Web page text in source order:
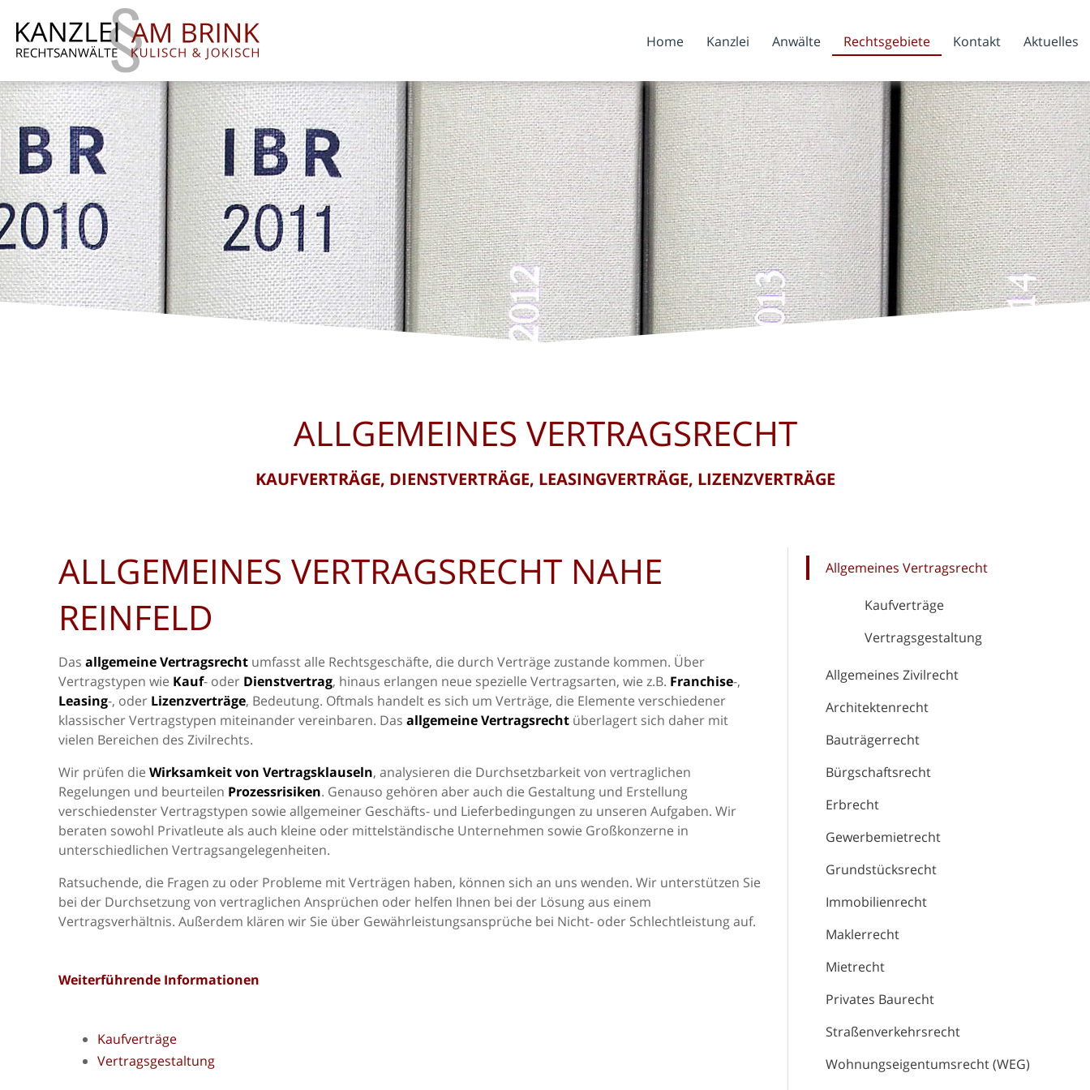
Home Kanzlei Anwälte Rechtsgebiete Kontakt Aktuelles
ALLGEMEINES VERTRAGSRECHT
KAUFVERTRÄGE, DIENSTVERTRÄGE, LEASINGVERTRÄGE, LIZENZVERTRÄGE
Allgemeines Vertragsrecht
Kaufverträge
Vertragsgestaltung
Allgemeines Zivilrecht
Architektenrecht
Bauträgerrecht
Bürgschaftsrecht
Erbrecht
Gewerbemietrecht
Grundstücksrecht
Immobilienrecht
Maklerrecht
Mietrecht
Privates Baurecht
Straßenverkehrsrecht
Wohnungseigentumsrecht (WEG)
ALLGEMEINES VERTRAGSRECHT NAHE
REINFELD
Das allgemeine Vertragsrecht umfasst alle Rechtsgeschäfte, die durch Verträge zustande kommen. Über
Vertragstypen wie Kauf- oder Dienstvertrag, hinaus erlangen neue spezielle Vertragsarten, wie z.B. Franchise-,
Leasing-, oder Lizenzverträge, Bedeutung. Oftmals handelt es sich um Verträge, die Elemente verschiedener
klassischer Vertragstypen miteinander vereinbaren. Das allgemeine Vertragsrecht überlagert sich daher mit
vielen Bereichen des Zivilrechts.
Wir prüfen die Wirksamkeit von Vertragsklauseln, analysieren die Durchsetzbarkeit von vertraglichen
Regelungen und beurteilen Prozessrisiken. Genauso gehören aber auch die Gestaltung und Erstellung
verschiedenster Vertragstypen sowie allgemeiner Geschäfts- und Lieferbedingungen zu unseren Aufgaben. Wir
beraten sowohl Privatleute als auch kleine oder mittelständische Unternehmen sowie Großkonzerne in
unterschiedlichen Vertragsangelegenheiten.
Ratsuchende, die Fragen zu oder Probleme mit Verträgen haben, können sich an uns wenden. Wir unterstützen Sie
bei der Durchsetzung von vertraglichen Ansprüchen oder helfen Ihnen bei der Lösung aus einem
Vertragsverhältnis. Außerdem klären wir Sie über Gewährleistungsansprüche bei Nicht- oder Schlechtleistung auf.
Weiterführende Informationen
Kaufverträge
Vertragsgestaltung